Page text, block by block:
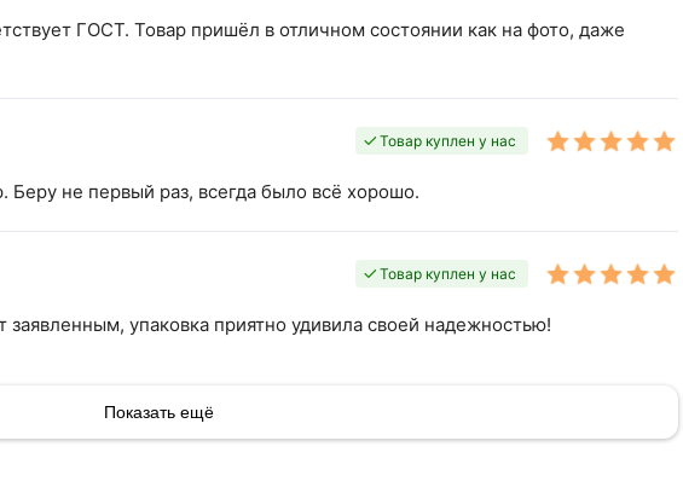
ГОСТ. Товар пришёл в отличном состоянии как на фото, даже
Товар куплен у нас
Беру не первый раз, всегда было всё хорошо.
Товар куплен у нас
заявленным, упаковка приятно удивила своей надежностью!
Показать ещё